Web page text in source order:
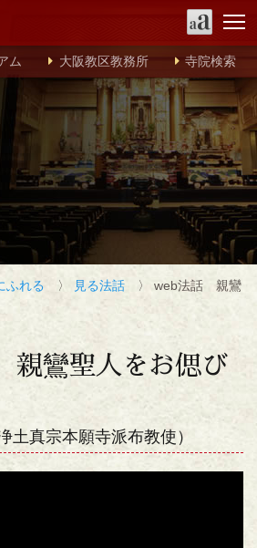
ム 大阪教区教務所 寺院検索
ふれる 〉 見る法話 〉 web法話 親鸞
鸞聖人をお偲び
土真宗本願寺派布教使）